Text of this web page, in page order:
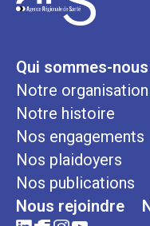
Qui sommes-
Notre organisation
Notre histoire
Nos engagements
Nos plaidoyers
Nos publications
Nous rejoindre